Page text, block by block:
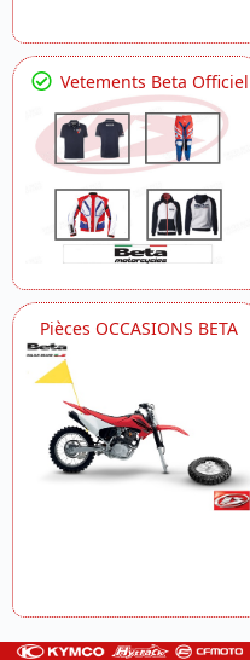
Vetements Beta Officiel
Pièces OCCASIONS BETA